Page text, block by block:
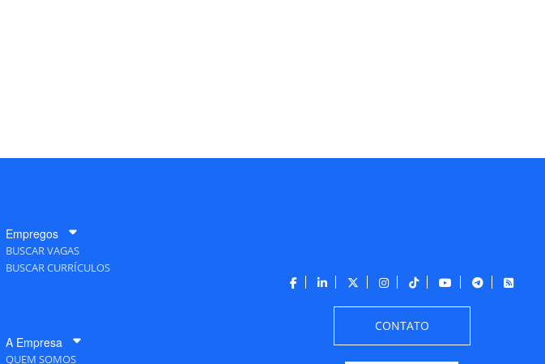
Empregos
BUSCAR VAGAS
BUSCAR CURRÍCULOS
A Empresa
QUEM SOMOS
CONTATO